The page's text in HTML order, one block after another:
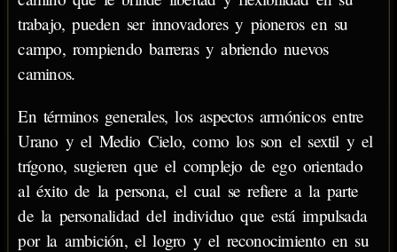
trabajo, pueden ser innovadores y pioneros en su
campo, rompiendo barreras y abriendo nuevos
caminos.
En términos generales, los aspectos armónicos entre
Urano y el Medio Cielo, como los son el sextil y el
trígono, sugieren que el complejo de ego orientado
al éxito de la persona, el cual se refiere a la parte
de la personalidad del individuo que está impulsada
por la ambición, el logro y el reconocimiento en su